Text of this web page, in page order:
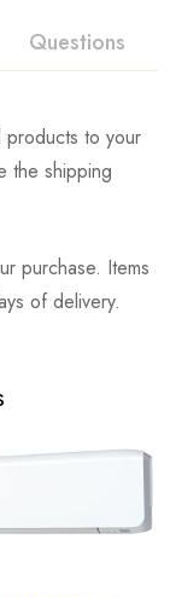
Questions
products to your
the shipping
purchase. Items
of delivery.